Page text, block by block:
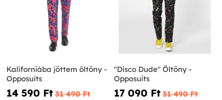
Kaliforniába jöttem öltöny -
Opposuits
14 590 Ft‎ 31 490 Ft‎
"Disco Dude" Öltöny -
Opposuits
17 090 Ft‎ 31 490 Ft‎